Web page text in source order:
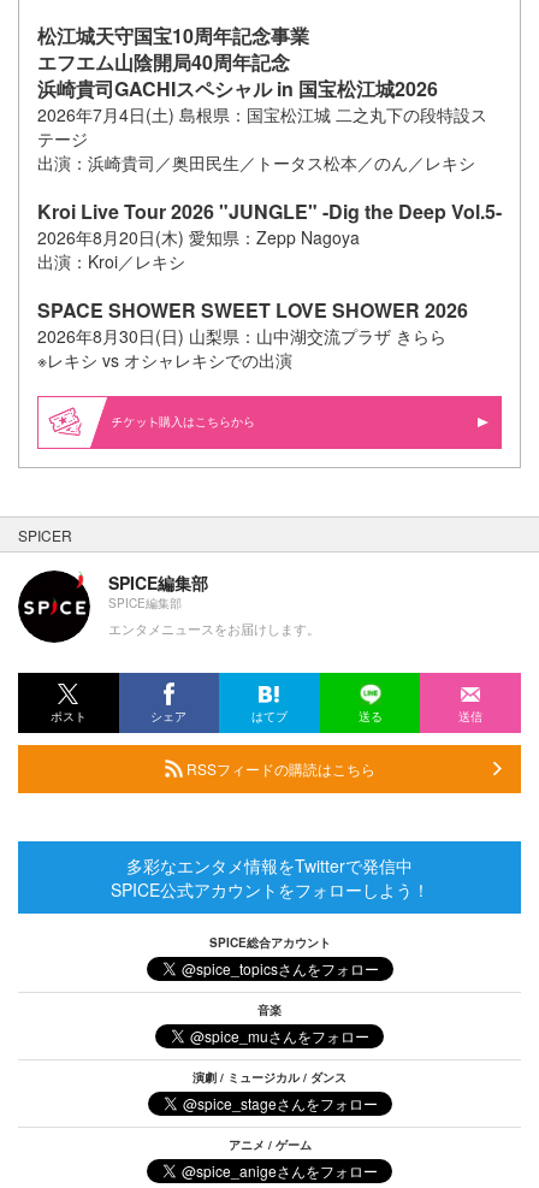
松江城天守国宝10周年記念事業
エフエム山陰開局40周年記念
浜崎貴司GACHIスペシャル in 国宝松江城2026
2026年7月4日(土) 島根県：国宝松江城 二之丸下の段特設ス
テージ
出演：浜崎貴司／奥田民生／トータス松本／のん／レキシ
Kroi Live Tour 2026 "JUNGLE" -Dig the Deep Vol.5-
2026年8月20日(木) 愛知県：Zepp Nagoya
出演：Kroi／レキシ
SPACE SHOWER SWEET LOVE SHOWER 2026
2026年8月30日(日) 山梨県：山中湖交流プラザ きらら
※レキシ vs オシャレキシでの出演
購入はこちらから
SPICER
SPICE編集部
SPICE編集部
エンタメニュースをお届けします。
ポスト シェア はてブ 送る 送信
RSSフィードの購読はこちら
多彩なエンタメ情報をTwitterで発信中
SPICE公式アカウントをフォローしよう！
SPICE総合アカウント
音楽
演劇 / ミュージカル / ダンス
アニメ / ゲーム